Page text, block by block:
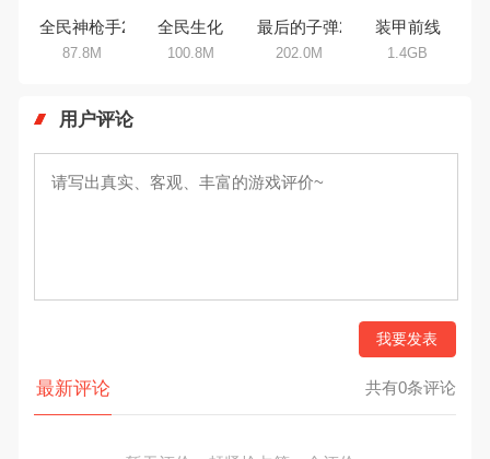
全民神枪手2
87.8M
全民生化
100.8M
最后的子弹2
202.0M
装甲前线
1.4GB
用户评论
我要发表
最新评论 共有0条评论